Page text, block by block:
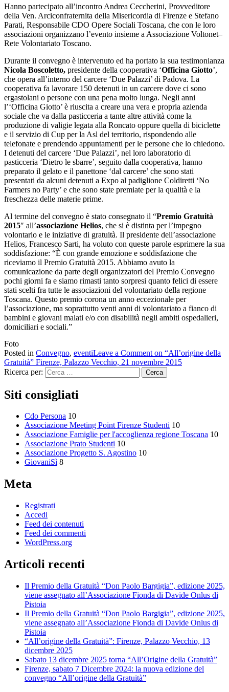
Hanno partecipato all’incontro Andrea Ceccherini, Provveditore
della Ven. Arciconfraternita della Misericordia di Firenze e Stefano
Parati, Responsabile CDO Opere Sociali Toscana, che con le loro
associazioni organizzano l’evento insieme a Associazione Voltonet–
Rete Volontariato Toscano.
Durante il convegno è intervenuto ed ha portato la sua testimonianza
Nicola Boscoletto, presidente della cooperativa ‘Officina Giotto’,
che opera all’interno del carcere ‘Due Palazzi’ di Padova. La
cooperativa fa lavorare 150 detenuti in un carcere dove ci sono
ergastolani o persone con una pena molto lunga. Negli anni
l’‘Officina Giotto’ è riuscita a creare una vera e propria azienda
sociale che va dalla pasticceria a tante altre attività come la
produzione di valigie legata alla Roncato oppure quella di biciclette
e il servizio di Cup per la Asl del territorio, rispondendo alle
telefonate e prendendo appuntamenti per le persone che lo chiedono.
I detenuti del carcere ‘Due Palazzi’, nel loro laboratorio di
pasticceria ‘Dietro le sbarre’, seguito dalla cooperativa, hanno
preparato il gelato e il panettone ‘dal carcere’ che sono stati
presentati da alcuni detenuti a Expo al padiglione Coldiretti ‘No
Farmers no Party’ e che sono state premiate per la qualità e la
freschezza delle materie prime.
Al termine del convegno è stato consegnato il “Premio Gratuità
2015″ all’associazione Helios, che si è distinta per l’impegno
volontario e le iniziative di gratuità. Il presidente dell’associazione
Helios, Francesco Sarti, ha voluto con queste parole esprimere la sua
soddisfazione: “Ѐ con grande emozione e soddisfazione che
riceviamo il Premio Gratuità 2015. Abbiamo avuto la
comunicazione da parte degli organizzatori del Premio Convegno
pochi giorni fa e siamo rimasti tanto sorpresi quanto felici di essere
stati scelti fra tutte le associazioni del volontariato della regione
Toscana. Questo premio corona un anno eccezionale per
l’associazione, ma soprattutto venti anni di volontariato a fianco di
bambini e giovani malati e/o con disabilità negli ambiti ospedalieri,
domiciliari e sociali.”
Foto
Posted in Convegno, eventiLeave a Comment on “All’origine della
Gratuità” Firenze, Palazzo Vecchio, 21 novembre 2015
Ricerca per:
Siti consigliati
Cdo Persona 10
Associazione Meeting Point Firenze Studenti 10
Associazione Famiglie per l'accoglienza regione Toscana 10
Associazione Prato Studenti 10
Associazione Progetto S. Agostino 10
GiovaniSì 8
Meta
Registrati
Accedi
Feed dei contenuti
Feed dei commenti
WordPress.org
Articoli recenti
Il Premio della Gratuità “Don Paolo Bargigia”, edizione 2025,
viene assegnato all’Associazione Fionda di Davide Onlus di
Pistoia
Il Premio della Gratuità “Don Paolo Bargigia”, edizione 2025,
viene assegnato all’Associazione Fionda di Davide Onlus di
Pistoia
“All’origine della Gratuità”: Firenze, Palazzo Vecchio, 13
dicembre 2025
Sabato 13 dicembre 2025 torna “All’Origine della Gratuità”
Firenze, sabato 7 Dicembre 2024: la nuova edizione del
convegno “All’origine della Gratuità”